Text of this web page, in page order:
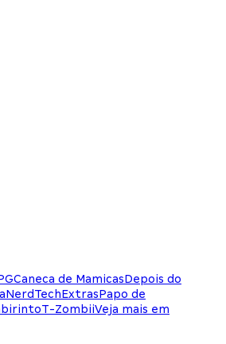
Caneca de MamicasDepois do
NerdTechExtrasPapo de
T-ZombiiVeja mais em